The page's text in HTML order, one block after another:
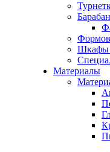
Шкафы
Материалы